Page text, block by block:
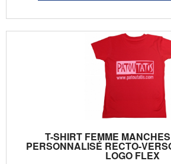
T-SHIRT FEMME
PERSONNALISÉ RECTO-
LOGO FLEX